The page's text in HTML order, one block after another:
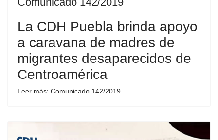
La CDH Puebla brinda apoyo
a caravana de madres de
migrantes desaparecidos de
Centroamérica
Leer más: Comunicado 142/2019